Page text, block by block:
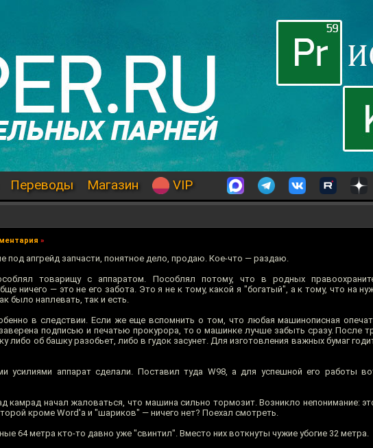
Переводы Магазин VIP
»
под апгрейд запчасти, понятное дело, продаю. Кое-что — раздаю.
товарищу с аппаратом. Пособлял потому, что в родных
ничего — это не его забота. Это я не к тому, какой я "богатый", а к тому, что на
было наплевать, так и есть.
в следствии. Если же еще вспомнить о том, что любая машинописная
подписью и печатью прокурора, то о машинке лучше забыть сразу. После
либо об башку разобьет, либо в гудок засунет. Для изготовления важных бумаг
усилиями аппарат сделали. Поставил туда W98, а для успешной его работы
камрад начал жаловаться, что машина сильно тормозит. Возникло непонимание:
кроме Word'a и "шариков" — ничего нет? Поехал смотреть.
64 метра кто-то давно уже "свинтил". Вместо них воткнуты чужие убогие 32 метра.